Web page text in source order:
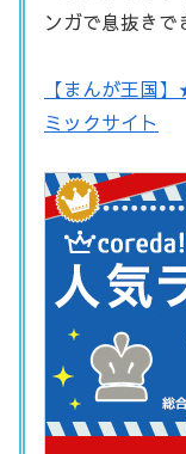
ンガで息抜きで
【まんが王国
ミックサイト